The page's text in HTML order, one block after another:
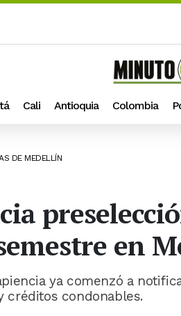
Cali Antioquia Colombia
DE MEDELLÍN
en
ya comenzó a
créditos condonables.